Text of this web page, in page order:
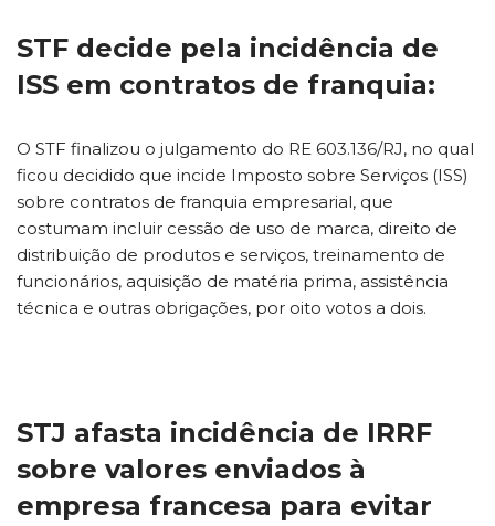
STF decide pela incidência de
ISS em contratos de franquia:
O STF finalizou o julgamento do RE 603.136/RJ, no qual
ficou decidido que incide Imposto sobre Serviços (ISS)
sobre contratos de franquia empresarial, que
costumam incluir cessão de uso de marca, direito de
distribuição de produtos e serviços, treinamento de
funcionários, aquisição de matéria prima, assistência
técnica e outras obrigações, por oito votos a dois.
STJ afasta incidência de IRRF
sobre valores enviados à
empresa francesa para evitar